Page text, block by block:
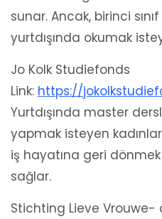
sunar. Ancak, birinci
yurtdışında okumak
Jo Kolk Studiefonds
Link: https://
Yurtdışında master
yapmak isteyen
iş hayatına geri
sağlar.
Stichting Lieve Vrouwe-